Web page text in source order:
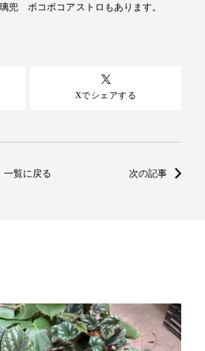
ボコボコアストロもあります。
Xでシェアする
一覧に戻る 次の記事